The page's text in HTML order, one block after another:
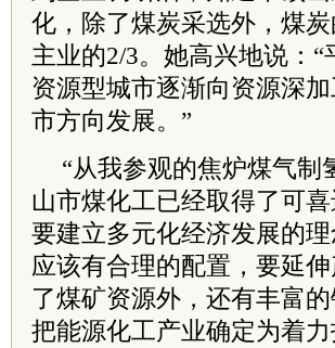
化，除了煤炭采选外，煤
主业的2/3。她高兴地说：
资源型城市逐渐向资源深
市方向发展。”
“从我参观的焦炉煤气制
山市煤化工已经取得了可
要建立多元化经济发展的
应该有合理的配置，要延
了煤矿资源外，还有丰富
把能源化工产业确定为着